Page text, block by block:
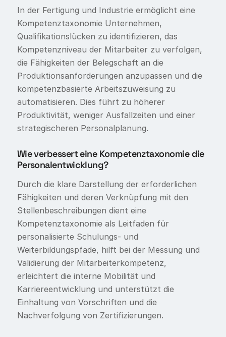
In der Fertigung und Industrie ermöglicht eine
Kompetenztaxonomie Unternehmen,
Qualifikationslücken zu identifizieren, das
Kompetenzniveau der Mitarbeiter zu verfolgen,
die Fähigkeiten der Belegschaft an die
Produktionsanforderungen anzupassen und die
kompetenzbasierte Arbeitszuweisung zu
automatisieren. Dies führt zu höherer
Produktivität, weniger Ausfallzeiten und einer
strategischeren Personalplanung.
Wie verbessert eine Kompetenztaxonomie die
Personalentwicklung?
Durch die klare Darstellung der erforderlichen
Fähigkeiten und deren Verknüpfung mit den
Stellenbeschreibungen dient eine
Kompetenztaxonomie als Leitfaden für
personalisierte Schulungs- und
Weiterbildungspfade, hilft bei der Messung und
Validierung der Mitarbeiterkompetenz,
erleichtert die interne Mobilität und
Karriereentwicklung und unterstützt die
Einhaltung von Vorschriften und die
Nachverfolgung von Zertifizierungen.